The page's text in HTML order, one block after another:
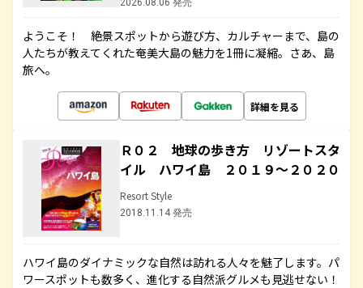
2026.08.06 発売
ようこそ！ 絶景スポットから遊び方、カルチャーまで、島の
人たちが教えてくれた奄美大島の魅力を1冊に凝縮。さあ、島
旅へ。
詳細を見る
Ｒ０２ 地球の歩き方 リゾートスタ
イル ハワイ島 ２０１９～２０２０
Resort Style
2018.11.14 発売
ハワイ島のダイナミックな自然は訪れる人々を魅了します。パ
ワースポットも数多く、進化する自然派グルメも見逃せない！